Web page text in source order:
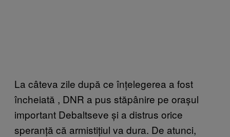
La câteva zile după ce înțelegerea a fost
încheiată , DNR a pus stăpânire pe orașul
important Debaltseve și a distrus orice
speranță că armistițiul va dura. De atunci,